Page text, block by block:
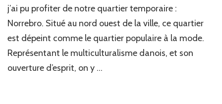
j’ai pu profiter de notre quartier temporaire :
Norrebro. Situé au nord ouest de la ville, ce quartier
est dépeint comme le quartier populaire à la mode.
Représentant le multiculturalisme danois, et son
ouverture d’esprit, on y …